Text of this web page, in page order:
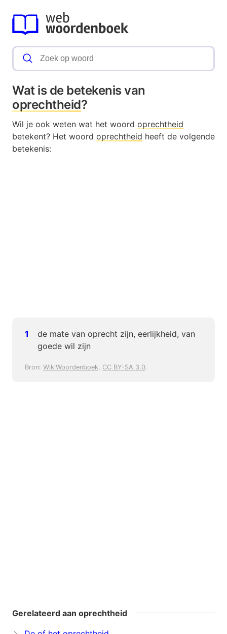
Wat is de betekenis van
oprechtheid?
Wil je ook weten wat het woord oprechtheid
betekent? Het woord oprechtheid heeft de volgende
betekenis:
de mate van oprecht zijn, eerlijkheid, van
goede wil zijn
Bron: WikiWoordenboek, CC BY-SA 3.0.
Gerelateerd aan oprechtheid